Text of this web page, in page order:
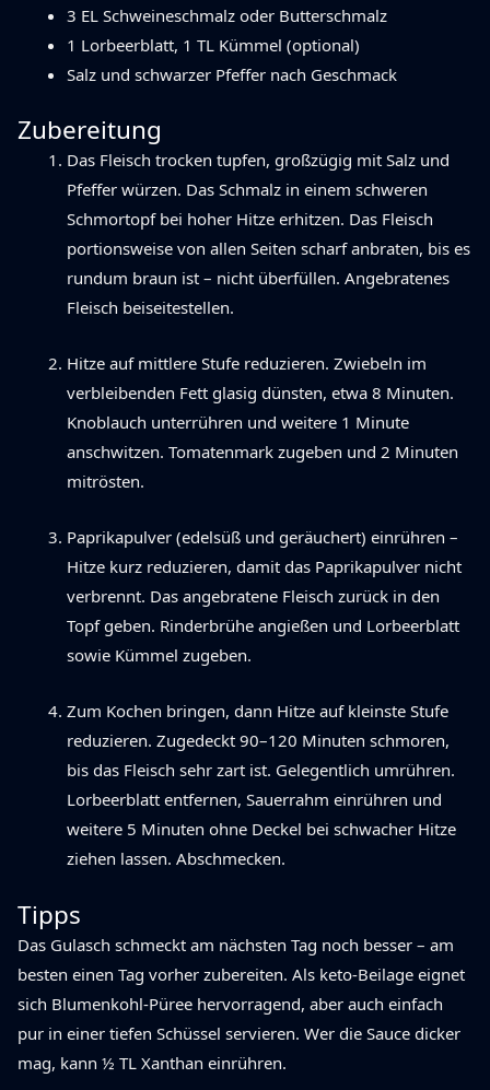
3 EL Schweineschmalz oder Butterschmalz
1 Lorbeerblatt, 1 TL Kümmel (optional)
Salz und schwarzer Pfeffer nach Geschmack
Zubereitung
Das Fleisch trocken tupfen, großzügig mit Salz und
Pfeffer würzen. Das Schmalz in einem schweren
Schmortopf bei hoher Hitze erhitzen. Das Fleisch
portionsweise von allen Seiten scharf anbraten, bis es
rundum braun ist – nicht überfüllen. Angebratenes
Fleisch beiseitestellen.
Hitze auf mittlere Stufe reduzieren. Zwiebeln im
verbleibenden Fett glasig dünsten, etwa 8 Minuten.
Knoblauch unterrühren und weitere 1 Minute
anschwitzen. Tomatenmark zugeben und 2 Minuten
mitrösten.
Paprikapulver (edelsüß und geräuchert) einrühren –
Hitze kurz reduzieren, damit das Paprikapulver nicht
verbrennt. Das angebratene Fleisch zurück in den
Topf geben. Rinderbrühe angießen und Lorbeerblatt
sowie Kümmel zugeben.
Zum Kochen bringen, dann Hitze auf kleinste Stufe
reduzieren. Zugedeckt 90–120 Minuten schmoren,
bis das Fleisch sehr zart ist. Gelegentlich umrühren.
Lorbeerblatt entfernen, Sauerrahm einrühren und
weitere 5 Minuten ohne Deckel bei schwacher Hitze
ziehen lassen. Abschmecken.
Tipps
Das Gulasch schmeckt am nächsten Tag noch besser – am
besten einen Tag vorher zubereiten. Als keto-Beilage eignet
sich Blumenkohl-Püree hervorragend, aber auch einfach
pur in einer tiefen Schüssel servieren. Wer die Sauce dicker
mag, kann ½ TL Xanthan einrühren.